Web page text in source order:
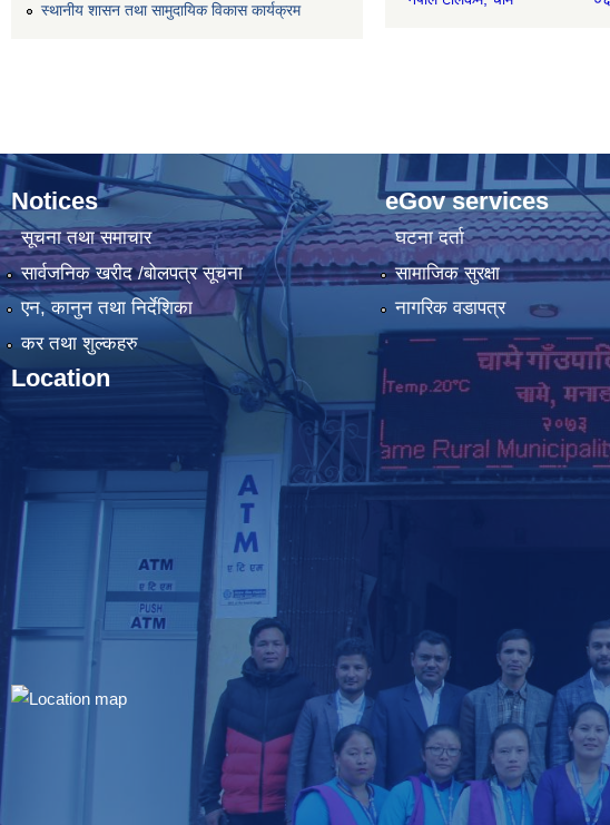
स्थानीय शासन तथा सामुदायिक विकास कार्यक्रम
Notices
सूचना तथा समाचार
सार्वजनिक खरीद /बोलपत्र सूचना
एन, कानुन तथा निर्देशिका
कर तथा शुल्कहरु
Location
eGov services
घटना दर्ता
सामाजिक सुरक्षा
नागरिक वडापत्र